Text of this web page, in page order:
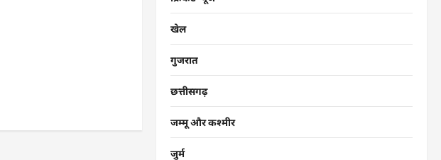
खेल
गुजरात
छत्तीसगढ़
जम्मू और कश्मीर
जुर्म